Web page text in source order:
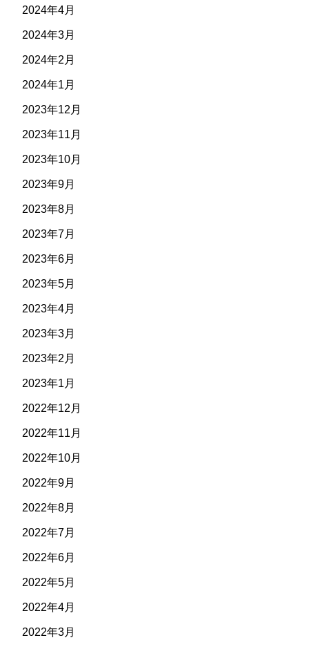
2024年4月
2024年3月
2024年2月
2024年1月
2023年12月
2023年11月
2023年10月
2023年9月
2023年8月
2023年7月
2023年6月
2023年5月
2023年4月
2023年3月
2023年2月
2023年1月
2022年12月
2022年11月
2022年10月
2022年9月
2022年8月
2022年7月
2022年6月
2022年5月
2022年4月
2022年3月